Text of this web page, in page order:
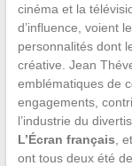
cinéma et la
d’influence, voient
personnalités dont
créative. Jean
emblématiques de
engagements,
l’industrie du
L’Écran français ,
ont tous deux été